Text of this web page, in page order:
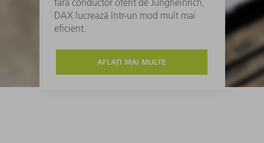
DAX lucrează într-un mod mult mai
eficient.
AFLAȚI MAI MULTE